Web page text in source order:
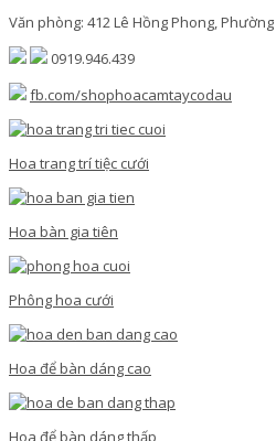
Văn phòng: 412 Lê Hồng Phong, Phường
0919.946.439
fb.com/shophoacamtaycodau
Hoa trang trí tiệc cưới
Hoa bàn gia tiên
Phông hoa cưới
Hoa để bàn dáng cao
Hoa để bàn dáng thấp